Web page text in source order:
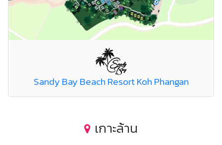
Sandy Bay Beach Resort Koh Phangan
เกาะล้าน